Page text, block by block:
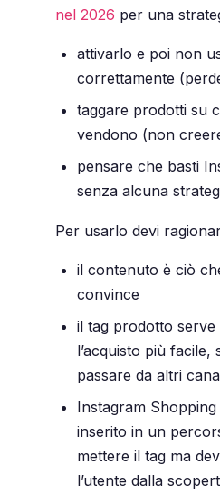
nel 2026 per una
attivarlo e poi non
correttamente
taggare prodotti su
vendono (non
pensare che basti
senza alcuna
Per usarlo devi
il contenuto è ciò
convince
il tag prodotto serve
l’acquisto più facile,
passare da altri
Instagram
inserito in un
mettere il tag ma
l’utente dalla